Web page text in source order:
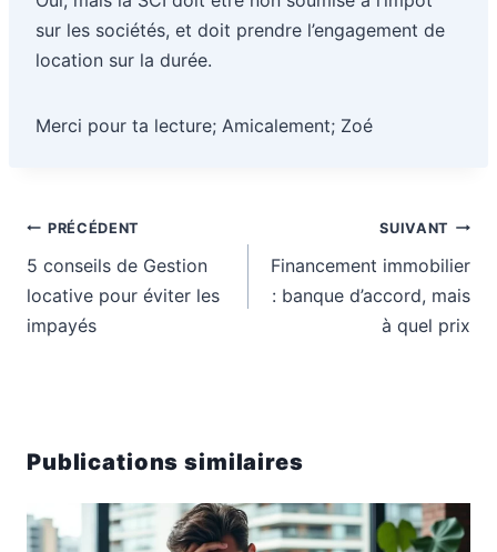
sur les sociétés, et doit prendre l’engagement de
location sur la durée.
Merci pour ta lecture; Amicalement; Zoé
Navigation
de
l’article
PRÉCÉDENT
5 conseils de Gestion
locative pour éviter les
impayés
SUIVANT
Financement immobilier
: banque d’accord, mais
à quel prix
Publications similaires